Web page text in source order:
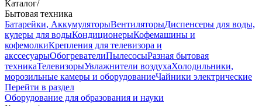
Каталог/
Бытовая техника
Батарейки, АккумуляторыВентиляторыДиспенсеры для воды,
кулеры для водыКондиционерыКофемашины и
кофемолкиКрепления для телевизора и
акссесуарыОбогревателиПылесосыРазная бытовая
техникаТелевизорыУвлажнители воздухаХолодильники,
морозильные камеры и оборудованиеЧайники электрические
Перейти в раздел
Оборудование для образования и науки